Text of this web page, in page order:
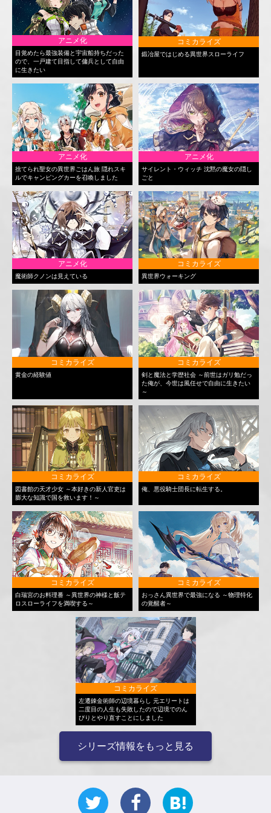
アニメ化
目覚めたら最強装備と宇宙船持ちだった
ので、一戸建て目指して傭兵として自由
に生きたい
コミカライズ
鍛冶屋ではじめる異世界スローライフ
アニメ化
捨てられ聖女の異世界ごはん旅 隠れスキ
ルでキャンピングカーを召喚しました
アニメ化
サイレント・ウィッチ 沈黙の魔女の隠し
ごと
アニメ化
魔術師クノンは見えている
コミカライズ
異世界ウォーキング
コミカライズ
黄金の経験値
コミカライズ
剣と魔法と学歴社会 ～前世はガリ勉だっ
た俺が、今世は風任せで自由に生きたい
～
コミカライズ
図書館の天才少女 ～本好きの新人官吏は
膨大な知識で国を救います！～
コミカライズ
俺、悪役騎士団長に転生する。
コミカライズ
白瑞宮のお料理番 ～異世界の神様と飯テ
ロスローライフを満喫する～
コミカライズ
おっさん異世界で最強になる ～物理特化
の覚醒者～
コミカライズ
左遷錬金術師の辺境暮らし 元エリートは
二度目の人生も失敗したので辺境でのん
びりとやり直すことにしました
シリーズ情報をもっと見る